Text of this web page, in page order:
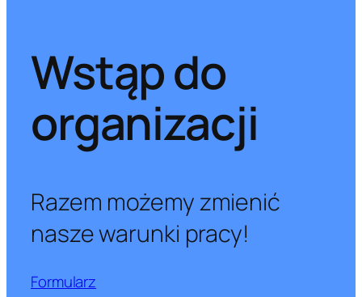
Wstąp do
organizacji
Razem możemy zmienić
nasze warunki pracy!
Formularz